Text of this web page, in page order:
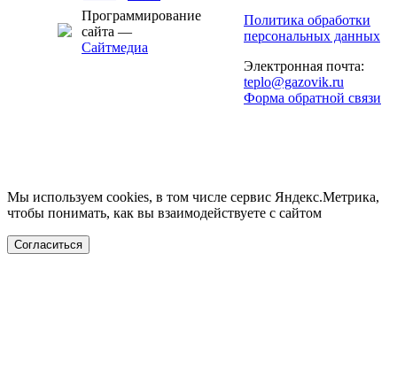
Программирование
сайта —
Сайтмедиа
Политика обработки
персональных данных
Электронная почта:
teplo@gazovik.ru
Форма обратной связи
Мы используем cookies, в том числе сервис Яндекс.Метрика,
чтобы понимать, как вы взаимодействуете с сайтом
Согласиться